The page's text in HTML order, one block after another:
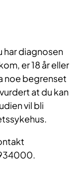
har diagnosen
er 18 år eller
noe begrenset
at du kan
vil bli